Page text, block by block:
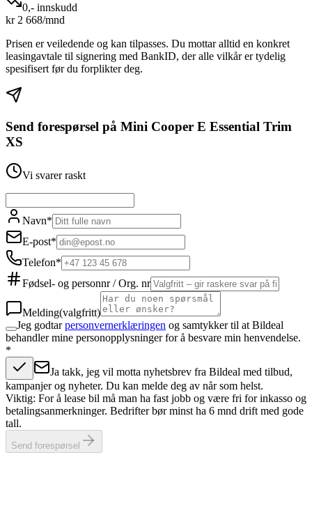
0,- innskudd
kr 2 668/mnd
Prisen er veiledende og kan tilpasses. Du mottar alltid en konkret
leasingavtale til signering med BankID, der alle vilkår er tydelig
spesifisert før du forplikter deg.
Send forespørsel på Mini Cooper E Essential Trim
XS
Vi svarer raskt
Navn*
E-post*
Telefon*
Fødsel- og personnr / Org. nr
Melding(valgfritt)
Jeg godtar personvernerklæringen og samtykker til at Bildeal
behandler mine personopplysninger for å besvare min henvendelse.
*
Ja takk, jeg vil motta nyhetsbrev fra Bildeal med tilbud,
kampanjer og nyheter. Du kan melde deg av når som helst.
Viktig: For å lease bil må man ha fast jobb og være fri for inkasso og
betalingsanmerkninger. Bedrifter bør minst ha 6 mnd drift med gode
tall.
Send forespørsel